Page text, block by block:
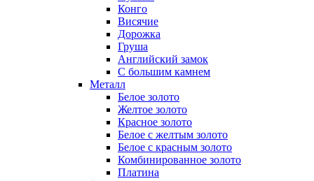
Конго
Висячие
Дорожка
Груша
Английский замок
С большим камнем
Металл
Белое золото
Желтое золото
Красное золото
Белое с желтым золото
Белое с красным золото
Комбинированное золото
Платина